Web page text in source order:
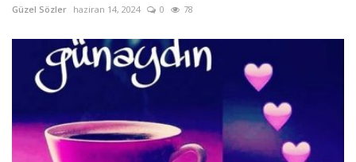
Güzel Sözler haziran 14, 2024 0 78